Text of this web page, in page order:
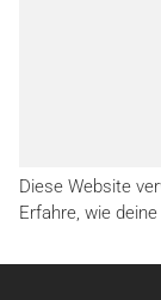
Diese Website
Erfahre, wie